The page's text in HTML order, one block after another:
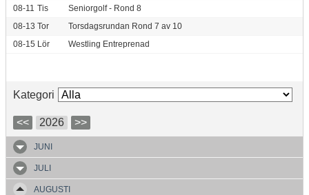
08-11 Tis
Seniorgolf - Rond 8
08-13 Tor
Torsdagsrundan Rond 7 av 10
08-15 Lör Westling Entreprenad
Kategori
<< 2026 >>
JUNI
JULI
AUGUSTI